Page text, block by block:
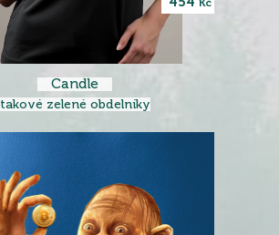
Kč
Candle
takové zelené obdelníky